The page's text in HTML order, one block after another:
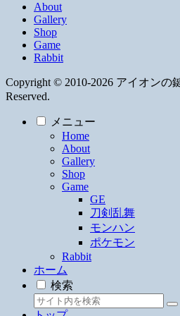
About
Gallery
Shop
Game
Rabbit
Copyright © 2010-2026 アイオンの
Reserved.
メニュー
Home
About
Gallery
Shop
Game
GE
刀剣乱舞
モンハン
ポケモン
Rabbit
ホーム
検索